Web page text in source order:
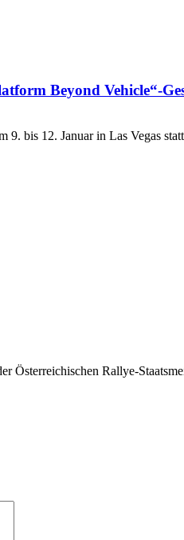
Beyond Vehicle“-
bis 12. Januar in Las Vegas
Österreichischen Rallye-